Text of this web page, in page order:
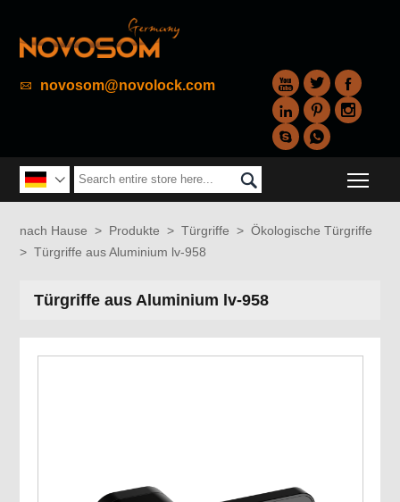
 novosom@novolock.com  






 
nach Hause > Produkte > Türgriffe > Ökologische Türgriffe
> Türgriffe aus Aluminium lv-958
Türgriffe aus Aluminium lv-958